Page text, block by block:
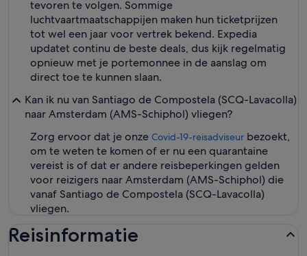
tevoren te volgen. Sommige
luchtvaartmaatschappijen maken hun ticketprijzen
tot wel een jaar voor vertrek bekend. Expedia
updatet continu de beste deals, dus kijk regelmatig
opnieuw met je portemonnee in de aanslag om
direct toe te kunnen slaan.
Kan ik nu van Santiago de Compostela (SCQ-Lavacolla)
naar Amsterdam (AMS-Schiphol) vliegen?
Zorg ervoor dat je onze Covid-19-reisadviseur bezoekt,
om te weten te komen of er nu een quarantaine
vereist is of dat er andere reisbeperkingen gelden
voor reizigers naar Amsterdam (AMS-Schiphol) die
vanaf Santiago de Compostela (SCQ-Lavacolla)
vliegen.
Reisinformatie